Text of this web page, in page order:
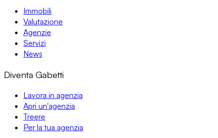
Immobili
Valutazione
Agenzie
Servizi
News
Diventa Gabetti
Lavora in agenzia
Apri un'agenzia
Treere
Per la tua agenzia